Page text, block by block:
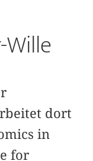
dort
in
for